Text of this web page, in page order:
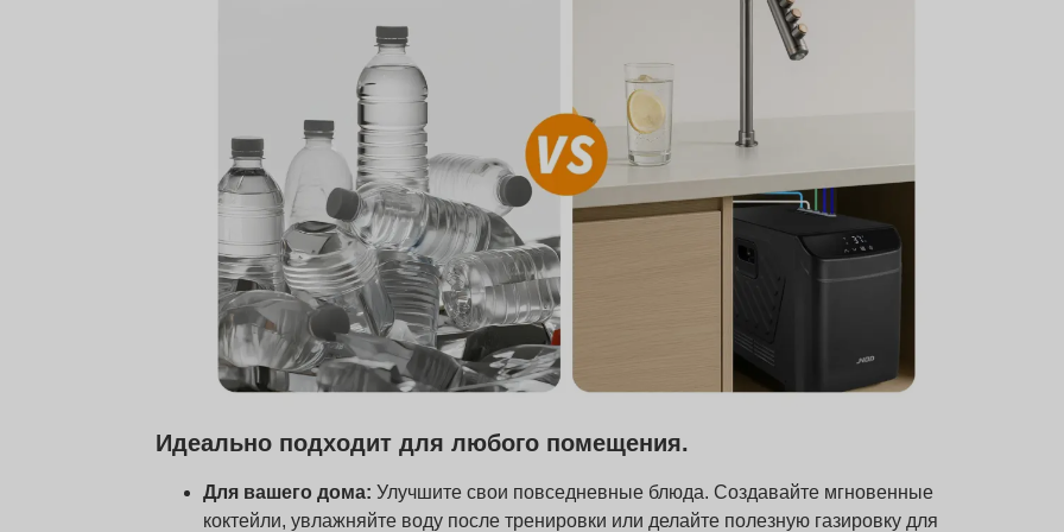
Идеально подходит для любого помещения.
Для вашего дома: Улучшите свои повседневные блюда. Создавайте мгновенные
коктейли, увлажняйте воду после тренировки или делайте полезную газировку для